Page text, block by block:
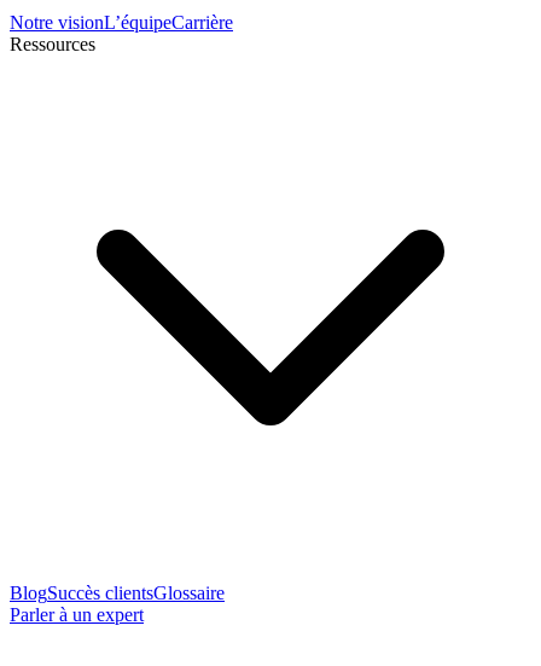
Notre visionL’équipeCarrière
Ressources
BlogSuccès clientsGlossaire
Parler à un expert